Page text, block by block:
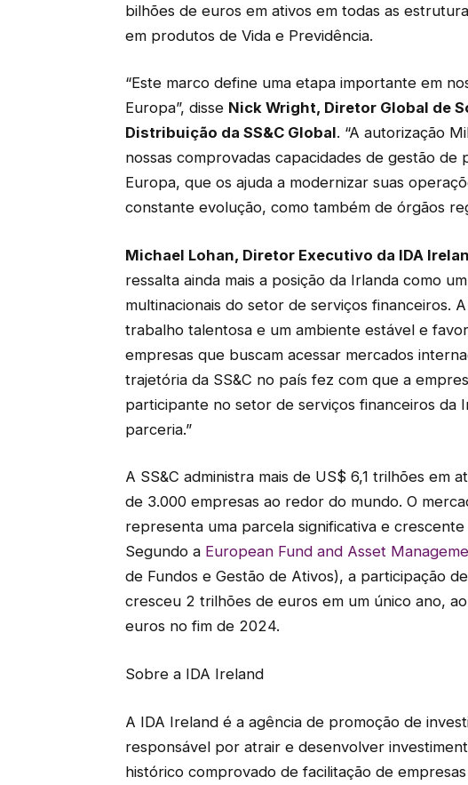
bilhões de euros em ativos em todas as
em produtos de Vida e Previdência.
“Este marco define uma etapa importante em
Europa”, disse Nick Wright, Diretor Global de
Distribuição da SS&C Global. “A autorização
nossas comprovadas capacidades de gestão de
Europa, que os ajuda a modernizar suas
constante evolução, como também de órgãos
Michael Lohan, Diretor Executivo da IDA
ressalta ainda mais a posição da Irlanda como
multinacionais do setor de serviços financeiros.
trabalho talentosa e um ambiente estável e
empresas que buscam acessar mercados
trajetória da SS&C no país fez com que a
participante no setor de serviços financeiros da
parceria.”
A SS&C administra mais de US$ 6,1 trilhões em
de 3.000 empresas ao redor do mundo. O
representa uma parcela significativa e
Segundo a European Fund and Asset
de Fundos e Gestão de Ativos), a participação
cresceu 2 trilhões de euros em um único ano,
euros no fim de 2024.
Sobre a IDA Ireland
A IDA Ireland é a agência de promoção de
responsável por atrair e desenvolver
histórico comprovado de facilitação de